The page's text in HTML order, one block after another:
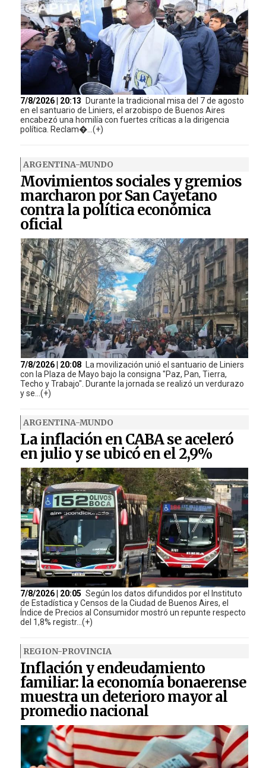
7/8/2026 | 20:13
Durante la tradicional misa del 7 de agosto
en el santuario de Liniers, el arzobispo de Buenos Aires
encabezó una homilía con fuertes críticas a la dirigencia
política. Reclam�...(+)
ARGENTINA-MUNDO
Movimientos sociales y gremios
marcharon por San Cayetano
contra la política económica
oficial
7/8/2026 | 20:08
La movilización unió el santuario de Liniers
con la Plaza de Mayo bajo la consigna "Paz, Pan, Tierra,
Techo y Trabajo". Durante la jornada se realizó un verdurazo
y se...(+)
ARGENTINA-MUNDO
La inflación en CABA se aceleró
en julio y se ubicó en el 2,9%
7/8/2026 | 20:05 Según los datos difundidos por el Instituto
de Estadística y Censos de la Ciudad de Buenos Aires, el
Índice de Precios al Consumidor mostró un repunte respecto
del 1,8% registr...(+)
REGION-PROVINCIA
Inflación y endeudamiento
familiar: la economía bonaerense
muestra un deterioro mayor al
promedio nacional